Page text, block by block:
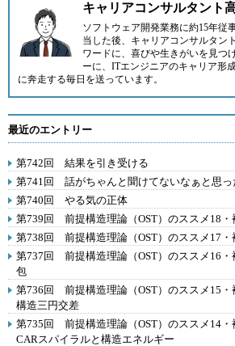
キャリアコンサルタント
ソフトウェア開発業務に約15年従
当した後、キャリアコンサルタン
ワードに、喜びや生きがいを見つ
ーに、ITエンジニアのキャリア形
に奔走する毎日を送っています。
最近のエントリー
第742回 結果を引き受ける
第741回 話がちゃんと聞けてないなぁと思っ
第740回 やる気の正体
第739回 前提構造理論（OST）のススメ18・
第738回 前提構造理論（OST）のススメ17・
第737回 前提構造理論（OST）のススメ16・
包
第736回 前提構造理論（OST）のススメ15・
構造三円交差
第735回 前提構造理論（OST）のススメ14・
CARスパイラルと構造エネルギー